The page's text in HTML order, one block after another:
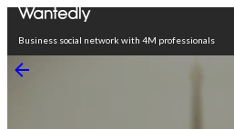
Business social network with 4M professionals